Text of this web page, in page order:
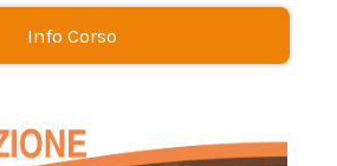
Info Corso